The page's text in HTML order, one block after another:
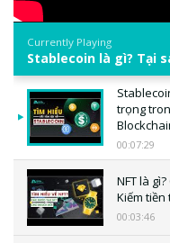
Currently Playing
trọng
00:07:29
NFT là
Kiếm tiền
00:03:46